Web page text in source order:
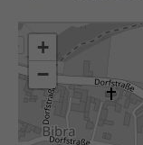
+
−